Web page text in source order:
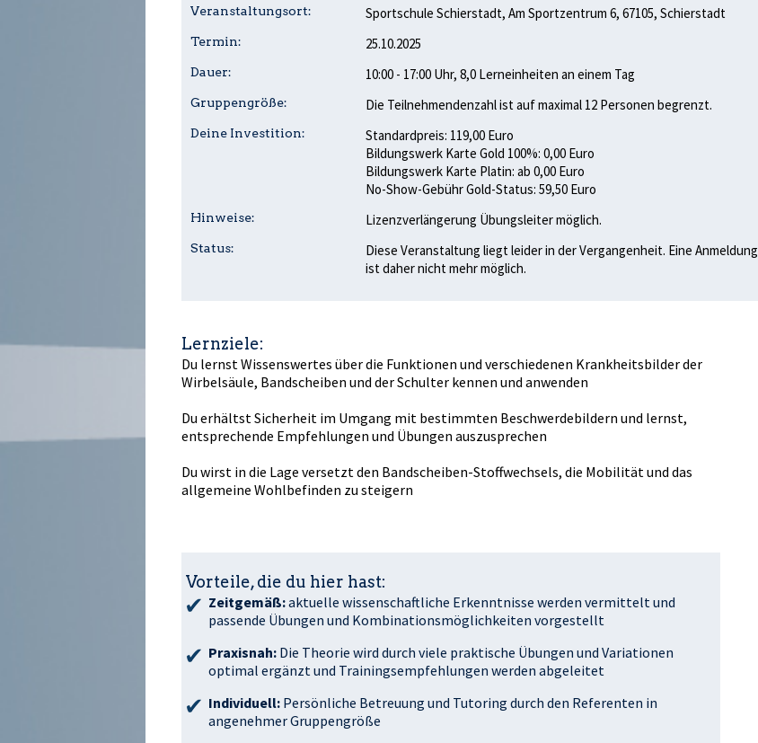
Veranstaltungsort: Sportschule Schifferstadt, Am Sportzentrum 6, 67105, Schifferstadt
Termin: 25.10.2025
Dauer: 10:00 - 17:00 Uhr, 8,0 Lerneinheiten an einem Tag
Gruppengröße: Die Teilnehmendenzahl ist auf maximal 12 Personen begrenzt.
Deine Investition:
Standardpreis: 119,00 Euro
Bildungswerk Karte Gold 100%: 0,00 Euro
Bildungswerk Karte Platin: ab 0,00 Euro
No-Show-Gebühr Gold-Status: 59,50 Euro
Hinweise: Lizenzverlängerung Übungsleiter möglich.
Status:
Diese Veranstaltung liegt leider in der Vergangenheit. Eine Anmeldung
ist daher nicht mehr möglich.
Lernziele:
Du lernst Wissenswertes über die Funktionen und verschiedenen Krankheitsbilder der
Wirbelsäule, Bandscheiben und der Schulter kennen und anwenden
Du erhältst Sicherheit im Umgang mit bestimmten Beschwerdebildern und lernst,
entsprechende Empfehlungen und Übungen auszusprechen
Du wirst in die Lage versetzt den Bandscheiben-Stoffwechsels, die Mobilität und das
allgemeine Wohlbefinden zu steigern
Vorteile, die du hier hast:
Zeitgemäß:aktuelle wissenschaftliche Erkenntnisse werden vermittelt und
passende Übungen und Kombinationsmöglichkeiten vorgestellt
Praxisnah: Die Theorie wird durch viele praktische Übungen und Variationen
optimal ergänzt und Trainingsempfehlungen werden abgeleitet
Individuell: Persönliche Betreuung und Tutoring durch den Referenten in
angenehmer Gruppengröße